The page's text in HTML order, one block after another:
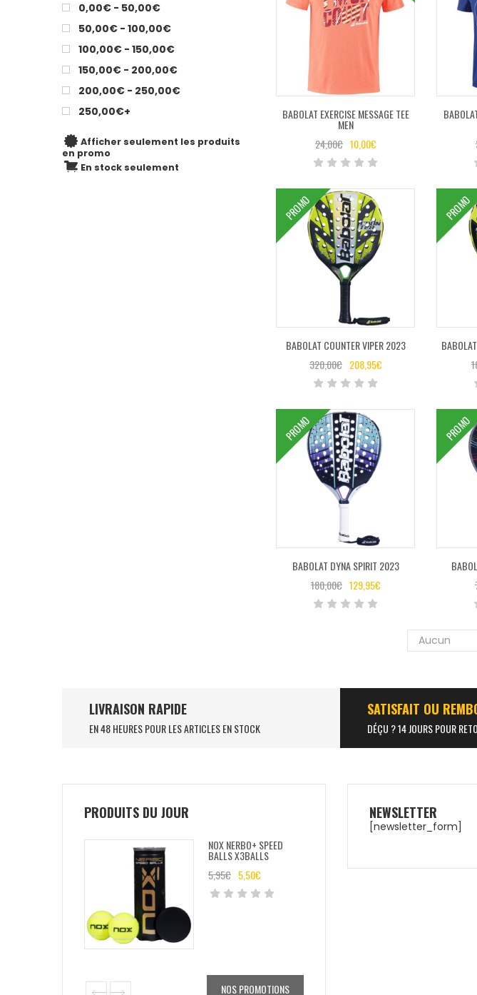
0,00€ - 50,00€
50,00€ - 100,00€
100,00€ - 150,00€
150,00€ - 200,00€
200,00€ - 250,00€
250,00€+
Afficher seulement les produits
en promo
En stock seulement
BABOLAT EXERCISE MESSAGE TEE
MEN
24,00€ 10,00€
PROMO
BABOLAT COUNTER VIPER 2023
320,00€ 208,95€
PROMO
PROMO
BABOLAT DYNA SPIRIT 2023
180,00€ 129,95€
PROMO
Aucun
LIVRAISON RAPIDE
EN 48 HEURES POUR LES ARTICLES EN STOCK
SATISFAIT OU
DÉÇU ? 14 JOURS POUR
PRODUITS DU JOUR
NOX NERBO+ SPEED
BALLS X3BALLS
5,95€
NOS PROMOTIONS
NEWSLETTER
[newsletter_form]